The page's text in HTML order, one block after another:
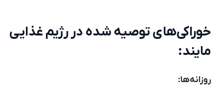
خوراکی‌های توصیه شده در رژیم غذایی
مایند:
روزانه‌ها: